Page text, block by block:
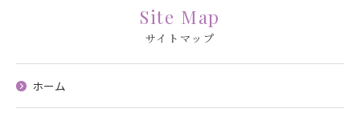
サイトマップ
Site Map
ホーム